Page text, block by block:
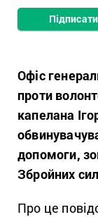
Офіс
проти
капелана
допомоги,
Збройних
Про це